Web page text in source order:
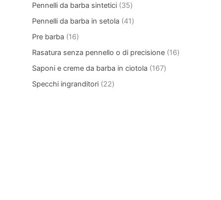
Pennelli da barba sintetici 35
Pennelli da barba in setola
41
Pre barba
16
Rasatura senza pennello o di precisione 16
Saponi e creme da barba in ciotola
167
Specchi ingranditori 22